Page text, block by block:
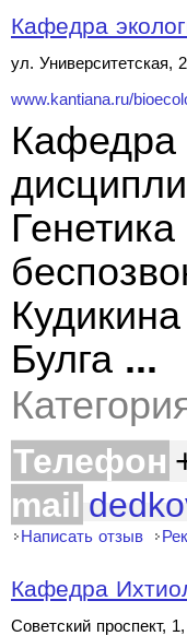
Кафедра
ул. Университетская,
www.kantiana.ru/
Кафедра
Булга ...
Телефон
mail
Написать отзыв
Кафедра
Советский проспект, 1,